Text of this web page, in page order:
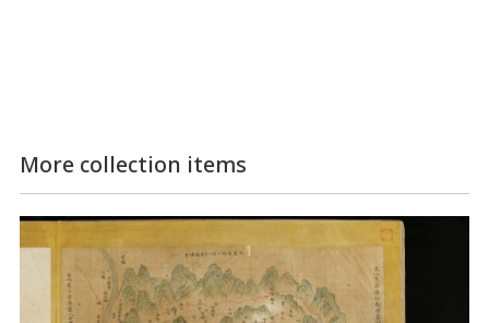
More collection items